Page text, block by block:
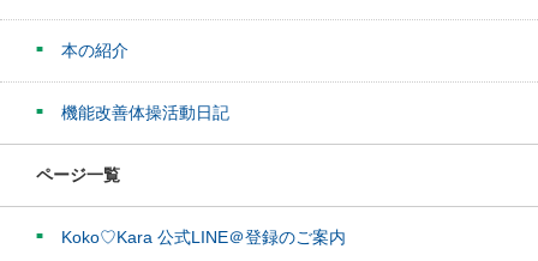
本の紹介
機能改善体操活動日記
ページ一覧
Koko♡Kara 公式LINE＠登録のご案内